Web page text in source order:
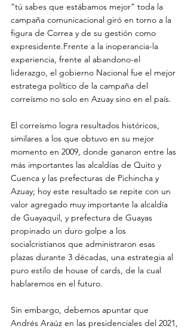
“tú sabes que estábamos mejor” toda la
campaña comunicacional giró en torno a la
figura de Correa y de su gestión como
expresidente.Frente a la inoperancia-la
experiencia, frente al abandono-el
liderazgo, el gobierno Nacional fue el mejor
estratega político de la campaña del
correísmo no solo en Azuay sino en el país.
El correísmo logra resultados históricos,
similares a los que obtuvo en su mejor
momento en 2009, donde ganaron entre las
más importantes las alcaldías de Quito y
Cuenca y las prefecturas de Pichincha y
Azuay; hoy este resultado se repite con un
valor agregado muy importante la alcaldía
de Guayaquil, y prefectura de Guayas
propinado un duro golpe a los
socialcristianos que administraron esas
plazas durante 3 décadas, una estrategia al
puro estilo de house of cards, de la cual
hablaremos en el futuro.
Sin embargo, debemos apuntar que
Andrés Araúz en las presidenciales del 2021,